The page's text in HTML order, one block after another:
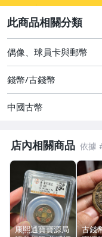
古董、藝術與礦石
手機、配件與通訊
玩具、模型與公仔
偶像、球員卡與郵幣
女裝與服飾配件
男性精品與服飾
偶像、球員卡與郵幣
錢幣/古錢幣
中國古幣
店內相關商品
康熙通寶寶源局
古錢